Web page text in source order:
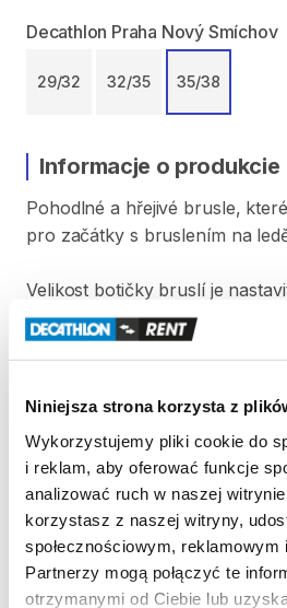
Niniejsza strona korzysta z
Wykorzystujemy pliki cookie do
i reklam, aby oferować funkcje
analizować ruch w naszej
korzystasz z naszej witryny,
społecznościowym, reklamowym
Partnerzy mogą połączyć te
otrzymanymi od Ciebie lub
Decathlon Praha Nový Smíchov
29​​​​​​​​​/​​​​​​​​​32 32​​​​​​​​​​​/​​​​​​​​​​​35 35​​​​​​​​​​​/​​​​​​​​​​​38
Informacje o produkcie
Pohodlné a hřejivé brusle​​​​​​​​​​​​,​ které
pro začátky s bruslením na
Velikost botičky bruslí je
38. Před každým použitím
vydezinfikovány.
Strona produktu w sklepie
Zasady wypożyczenia
REGULAMIN
Regulamin wypożyczalni